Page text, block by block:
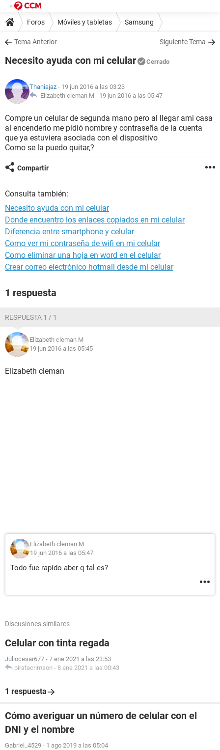
Foros Móviles y tabletas Samsung
Tema Anterior Siguiente Tema
Necesito ayuda con mi celular Cerrado
Thaniajaz - 19 jun 2016 a las 03:23
Elizabeth cleman M - 19 jun 2016 a las 05:47
Compre un celular de segunda mano pero al llegar ami casa
al encenderlo me pidió nombre y contraseña de la cuenta
que ya estuviera asociada con el dispositivo
Como se la puedo quitar,?
Compartir
Consulta también:
Necesito ayuda con mi celular
Donde encuentro los enlaces copiados en mi celular
Diferencia entre smartphone y celular
Como ver mi contraseña de wifi en mi celular
Como eliminar una hoja en word en el celular
Crear correo electrónico hotmail desde mi celular
1 respuesta
RESPUESTA 1 / 1
Elizabeth cleman M
19 jun 2016 a las 05:45
Elizabeth cleman
Elizabeth cleman M
19 jun 2016 a las 05:47
Todo fue rapido aber q tal es?
Discusiones similares
Celular con tinta regada
Juliocesar677 - 7 ene 2021 a las 23:53
piratacrimson - 8 ene 2021 a las 00:43
1 respuesta
Cómo averiguar un número de celular con el
DNI y el nombre
Gabriel_4529 - 1 ago 2019 a las 05:04